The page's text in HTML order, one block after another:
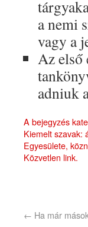
a nemi
vagy a
Az első
adniuk
A bejegyzés
Kiemelt szavak:
Egyesülete,
Közvetlen link.
← Ha már